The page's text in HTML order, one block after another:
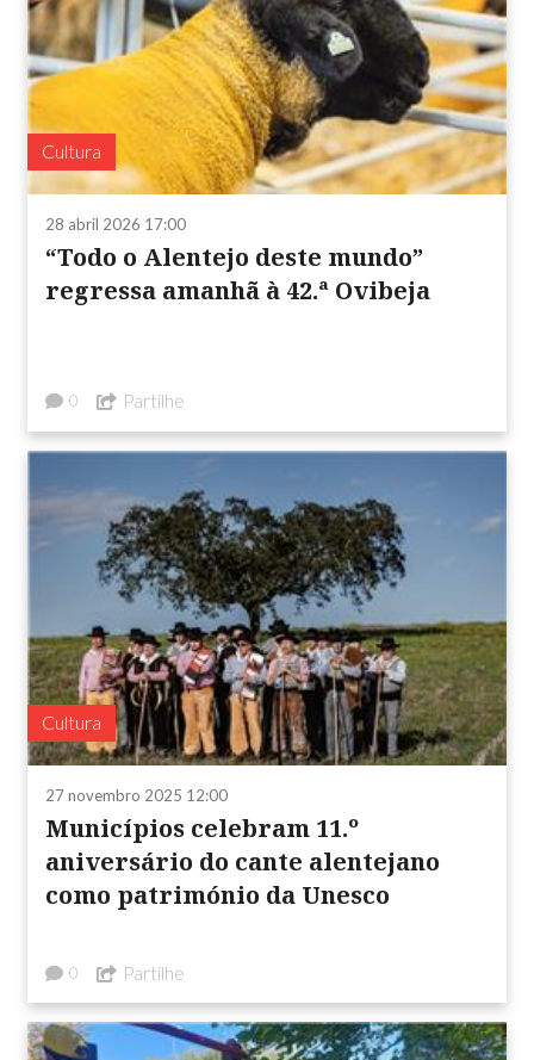
Cultura
28 abril 2026 17:00
“Todo o Alentejo deste mundo”
regressa amanhã à 42.ª Ovibeja
0 Partilhe
Cultura
27 novembro 2025 12:00
Municípios celebram 11.º
aniversário do cante alentejano
como património da Unesco
0 Partilhe